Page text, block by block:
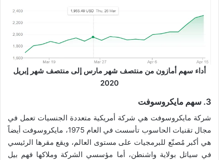
أداء سهم أمازون من منتصف شهر مارس إلى منتصف شهر إبريل
2020
3. سهم مايكروسوفت
شركة مايكروسوفت هي شركة أمريكية متعددة الجنسيات تعمل في
مجال تقنيات الحاسوب تأسست في العام 1975، مايكروسوفت أيضاً
هي أكبر مُصنّع للبرمجيات على مستوى العالم، ويقع مقرها الرئيسي
في سياتل بولاية واشنطن، أما مؤسسي الشركة وملاكها فهم بيل